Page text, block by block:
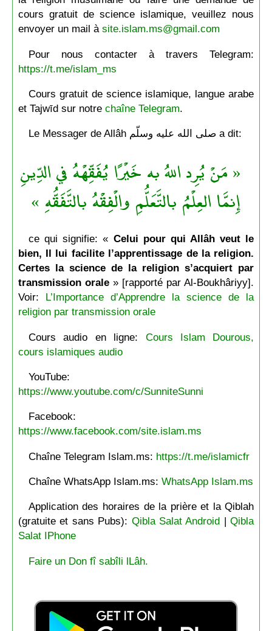
cours gratuit de science islamique, veuillez nous
envoyer un mail à site.islam.ms@gmail.com
Pour nous contacter à travers Telegram:
https://t.me/islam_ms
Cours gratuit de science islamique, langue arabe
et Tajwīd sur notre chaîne Telegram.
Le Messager de Allâh صلى الله عليه وسلّم a dit:
« مَنْ يُرِد اللهُ به خَيْرًا يُفَقِّهْهُ في الدِّينِ
إِنمَّا العِلْمُ بالتَّعَلُّمِ والْفِقْهُ بالتَّفَقُّهِ »
ce qui signifie: « Celui pour qui Allâh veut le
bien, Il lui facilite l’apprentissage de la religion.
Certes la science de la religion s’acquiert par
transmission orale» [rapporté par Al-Boukhâriyy].
Voir: L’Importance d’Apprendre la science de la
religion par transmission orale
Cours audio en ligne: Cours Islam Dourous,
cours islamiques audio
YouTube:
https://www.youtube.com/c/SunniteSunni
Facebook:
https://www.facebook.com/site.islam.ms
Chaîne Telegram Islam.ms: https://t.me/islamicfr
Chaîne WhatsApp Islam.ms: WhatsApp Islam.ms
Application des horaires de la prière et la Qiblah
(gratuite et sans Pubs): Qibla Salat Android |Qibla
Salat IPhone
Faire un Don fî sabîli lLâh.